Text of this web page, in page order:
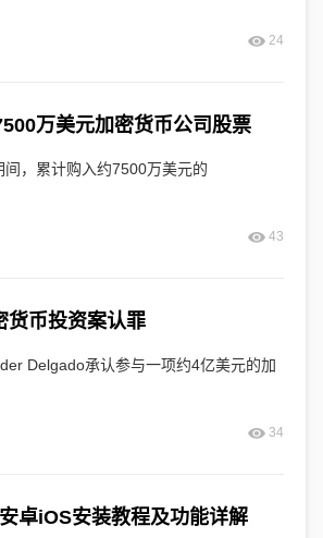
24
万美元加密货币公司股票
，累计购入约7500万美元的
43
币投资案认罪
Delgado承认参与一项约4亿美元的加
34
卓iOS安装教程及功能详解